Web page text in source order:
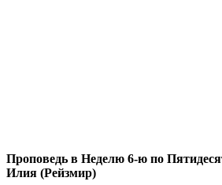
Проповедь в Неделю 6-ю по
Илия (Рейзмир)